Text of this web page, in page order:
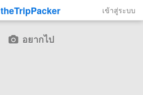
theTripPacker เข้าสู่ระบบ
อยากไป